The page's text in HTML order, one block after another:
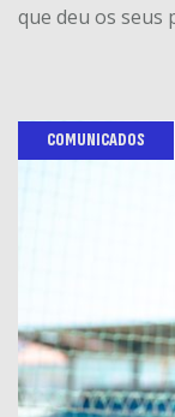
que deu os seus
COMUNICADOS